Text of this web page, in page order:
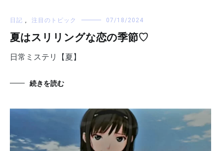
日記 , 注目のトピック 07/18/2024
夏はスリリングな恋の季節♡
日常ミステリ【夏】
続きを読む